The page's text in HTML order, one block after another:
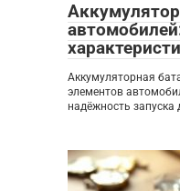
Аккумуляторная
элементов
надёжность запуска